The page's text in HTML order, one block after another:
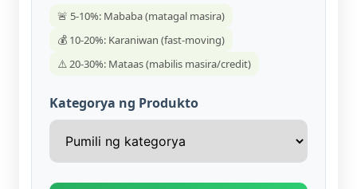
🚨 5-10%: Mababa (matagal masira)
💰 10-20%: Karaniwan (fast-moving)
⚠️ 20-30%: Mataas (mabilis masira/credit)
Kategorya ng Produkto